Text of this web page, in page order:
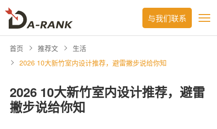
与我们联系
首页 推荐文
生活
2026 10大新竹室内设计推荐，避雷撇步说给你知
2026 10大新竹室内设计推荐，避雷
撇步说给你知